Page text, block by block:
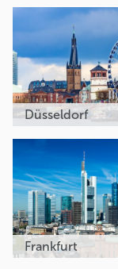
Düsseldorf
Frankfurt